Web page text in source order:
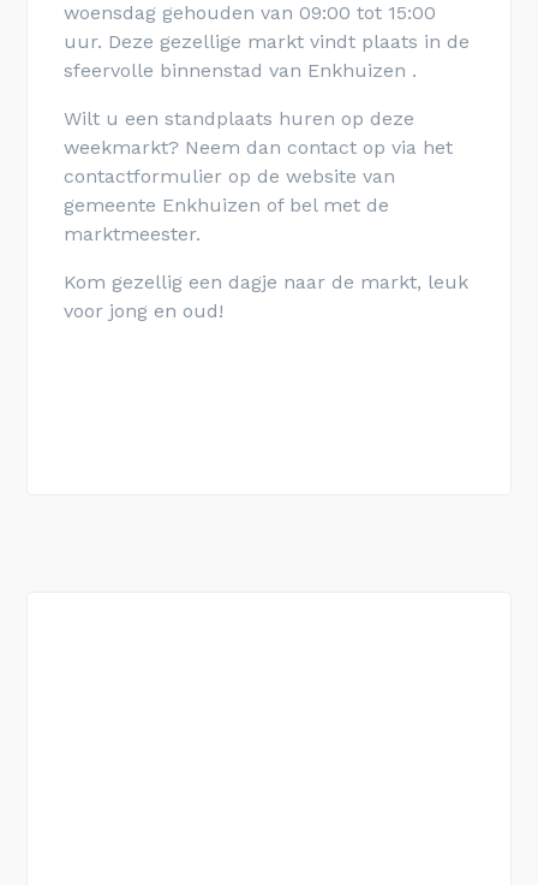
woensdag gehouden van 09:00 tot 15:00
uur. Deze gezellige markt vindt plaats in de
sfeervolle binnenstad van Enkhuizen .
Wilt u een standplaats huren op deze
weekmarkt? Neem dan contact op via het
contactformulier op de website van
gemeente Enkhuizen of bel met de
marktmeester.
Kom gezellig een dagje naar de markt, leuk
voor jong en oud!